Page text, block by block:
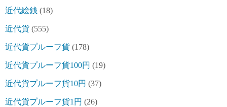
近代絵銭 (18)
近代貨 (555)
近代貨プルーフ貨 (178)
近代貨プルーフ貨100円 (19)
近代貨プルーフ貨10円 (37)
近代貨プルーフ貨1円 (26)